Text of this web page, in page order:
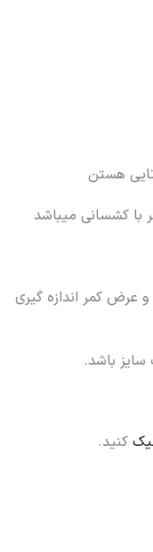
هستن
با کشسانی میباشد
عرض کمر اندازه گیری
باشد.
کنید.